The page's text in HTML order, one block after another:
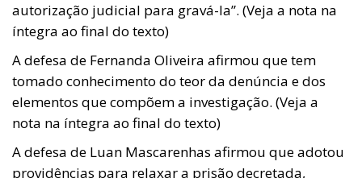
autorização judicial para gravá-la”. (Veja a nota na
íntegra ao final do texto)
A defesa de Fernanda Oliveira afirmou que tem
tomado conhecimento do teor da denúncia e dos
elementos que compõem a investigação. (Veja a
nota na íntegra ao final do texto)
A defesa de Luan Mascarenhas afirmou que adotou
providências para relaxar a prisão decretada,